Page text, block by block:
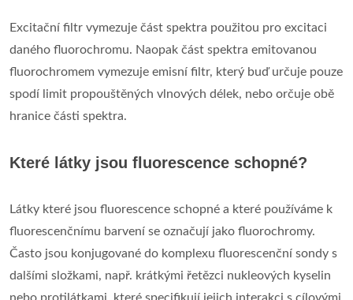
Excitační filtr vymezuje část spektra použitou pro excitaci
daného fluorochromu. Naopak část spektra emitovanou
fluorochromem vymezuje emisní filtr, který buď určuje pouze
spodí limit propouštěných vlnových délek, nebo orčuje obě
hranice části spektra.
Které látky jsou fluorescence schopné?
Látky které jsou fluorescence schopné a které používáme k
fluorescenčnímu barvení se označují jako fluorochromy.
Často jsou konjugované do komplexu fluorescenční sondy s
dalšími složkami, např. krátkými řetězci nukleových kyselin